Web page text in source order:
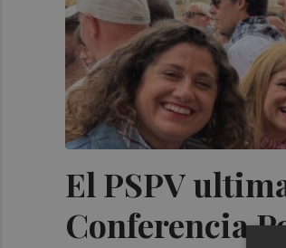
El PSPV
Conferencia